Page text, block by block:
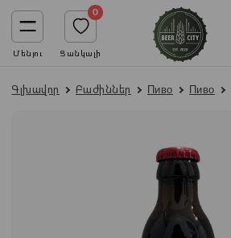
Մենյու
0
Ցանկալի
Գլխավոր Բաժիններ Пиво Пиво